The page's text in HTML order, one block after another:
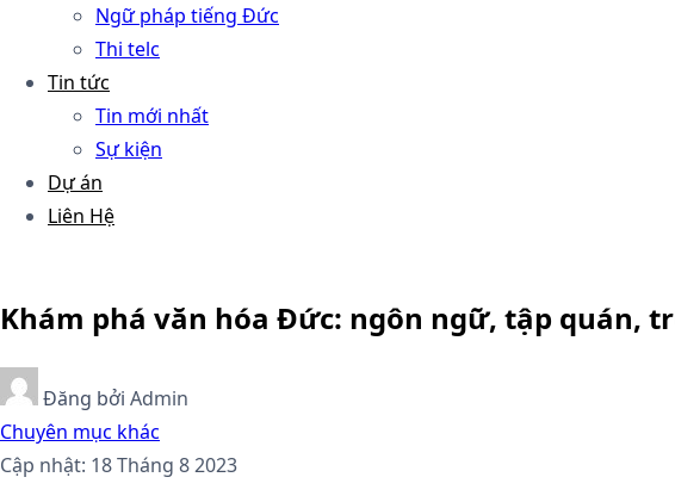
Ngữ pháp tiếng Đức
Thi telc
Tin tức
Tin mới nhất
Sự kiện
Dự án
Liên Hệ
Khám phá văn hóa Đức: ngôn ngữ, tập quán,
Đăng bởi Admin
Chuyên mục khác
Cập nhật: 18 Tháng 8 2023